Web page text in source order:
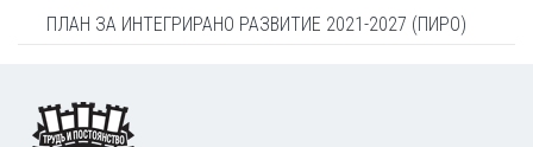
ПЛАН ЗА ИНТЕГРИРАНО РАЗВИТИЕ 2021-2027 (ПИРО)
Footer